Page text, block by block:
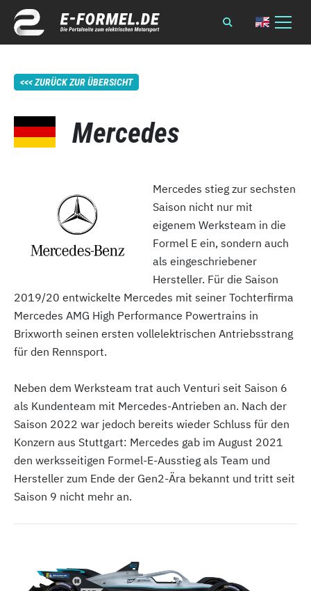
ZURÜCK ZUR ÜBERSICHT
Mercedes
Mercedes stieg zur sechsten
Saison nicht nur mit
eigenem Werksteam in die
Formel E ein, sondern auch
als eingeschriebener
Hersteller. Für die Saison
2019/20 entwickelte Mercedes mit seiner Tochterfirma
Mercedes AMG High Performance Powertrains in
Brixworth seinen ersten vollelektrischen Antriebsstrang
für den Rennsport.
Neben dem Werksteam trat auch Venturi seit Saison 6
als Kundenteam mit Mercedes-Antrieben an. Nach der
Saison 2022 war jedoch bereits wieder Schluss für den
Konzern aus Stuttgart: Mercedes gab im August 2021
den werksseitigen Formel-E-Ausstieg als Team und
Hersteller zum Ende der Gen2-Ära bekannt und tritt seit
Saison 9 nicht mehr an.